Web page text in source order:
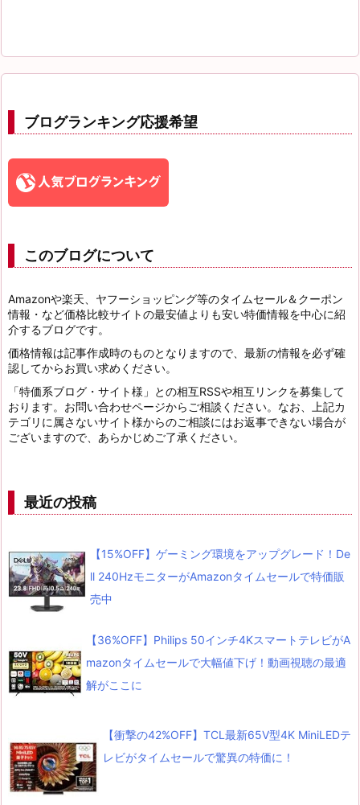
ブログランキング応援希望
このブログについて
Amazonや楽天、ヤフーショッピング等のタイムセール＆クーポン
情報・など価格比較サイトの最安値よりも安い特価情報を中心に紹
介するブログです。
価格情報は記事作成時のものとなりますので、最新の情報を必ず確
認してからお買い求めください。
「特価系ブログ・サイト様」との相互RSSや相互リンクを募集して
おります。お問い合わせページからご相談ください。なお、上記カ
テゴリに属さないサイト様からのご相談にはお返事できない場合が
ございますので、あらかじめご了承ください。
最近の投稿
【15%OFF】ゲーミング環境をアップグレード！De
ll 240HzモニターがAmazonタイムセールで特価販
売中
【36%OFF】Philips 50インチ4KスマートテレビがA
mazonタイムセールで大幅値下げ！動画視聴の最適
解がここに
【衝撃の42%OFF】TCL最新65V型4K MiniLEDテ
レビがタイムセールで驚異の特価に！